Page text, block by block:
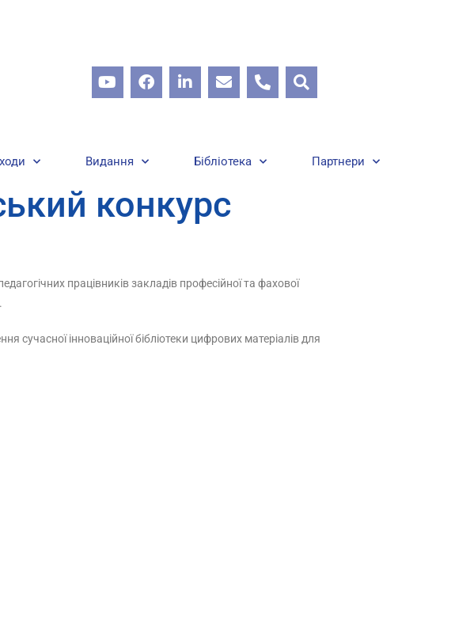
Видання Бібліотека Партнери
конкурс
працівників закладів професійної та фахової
.
сучасної інноваційної бібліотеки цифрових матеріалів для